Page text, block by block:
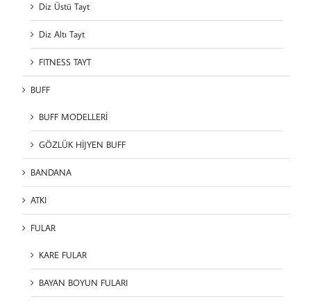
Diz Üstü Tayt
Diz Altı Tayt
FITNESS TAYT
BUFF
BUFF MODELLERİ
GÖZLÜK HİJYEN BUFF
BANDANA
ATKI
FULAR
KARE FULAR
BAYAN BOYUN FULARI